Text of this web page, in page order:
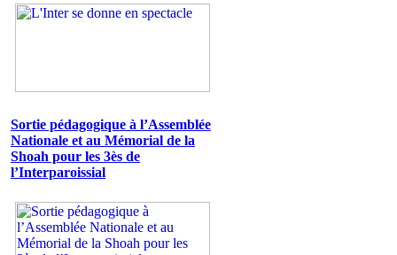
Sortie pédagogique à l’Assemblée
Nationale et au Mémorial de la
Shoah pour les 3ès de
l’Interparoissial